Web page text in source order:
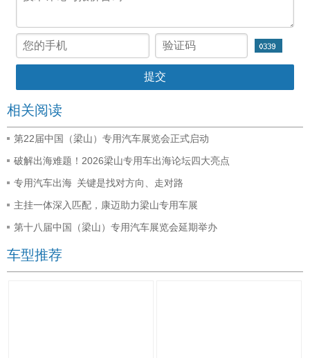
相关阅读
第22届中国（梁山）专用汽车展览会正式启动
破解出海难题！2026梁山专用车出海论坛四大亮点
专用汽车出海 关键是找对方向、走对路
主挂一体深入匹配，康迈助力梁山专用车展
第十八届中国（梁山）专用汽车展览会延期举办
车型推荐